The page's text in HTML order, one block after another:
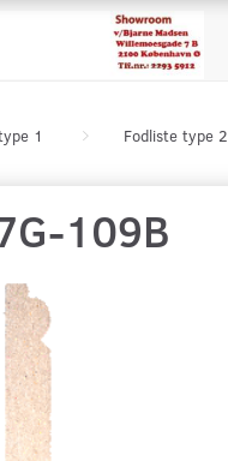
1 Fodliste type 2
109B